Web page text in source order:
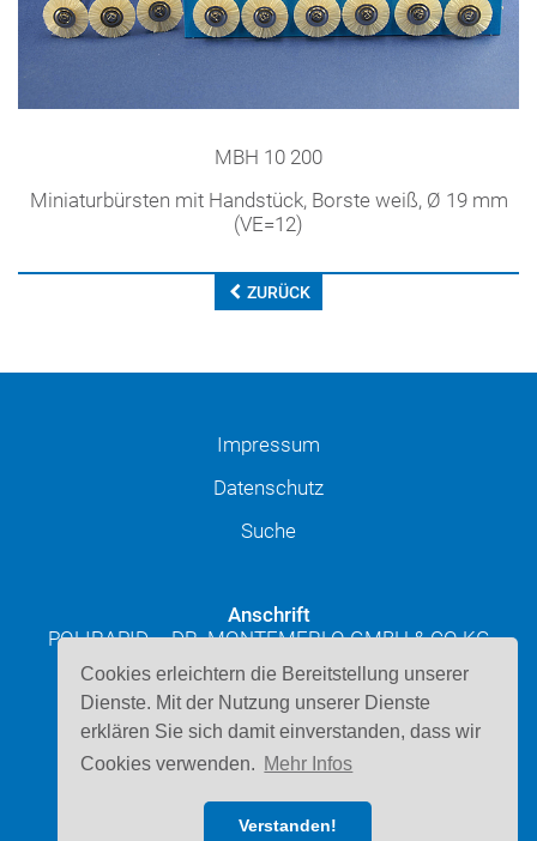
Cookies erleichtern die Bereitstellung unserer
Dienste. Mit der Nutzung unserer Dienste
erklären Sie sich damit einverstanden, dass wir
Cookies verwenden. Mehr Infos
Verstanden!
MBH 10 200
Miniaturbürsten mit Handstück, Borste weiß, Ø 19 mm
(VE=12)
ZURÜCK
Impressum
Datenschutz
Suche
Anschrift
POLIRAPID – DR. MONTEMERLO GMBH & CO KG
Josef-Schüttler-Straße 49
D-78224 Singen
Kontakt
Telefon: 07731 947220
E-Mail schreiben